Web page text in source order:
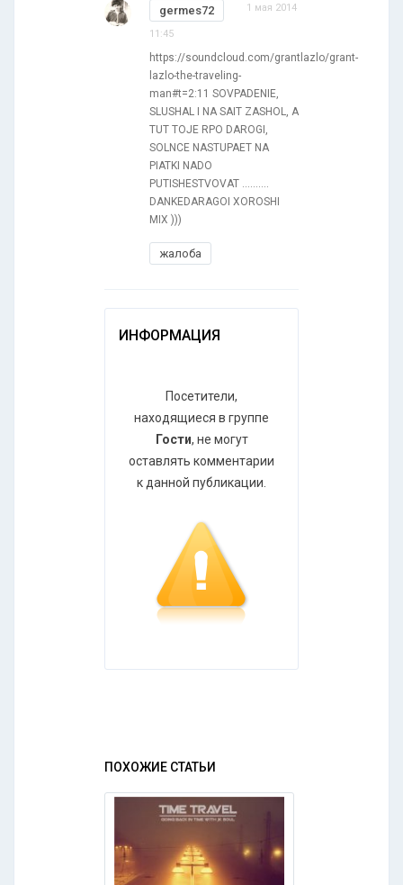
germes72 1 мая 2014
11:45
https://soundcloud.com/grantlazlo/grant-
lazlo-the-traveling-
man#t=2:11 SOVPADENIE,
SLUSHAL I NA SAIT ZASHOL, A
TUT TOJE RPO DAROGI,
SOLNCE NASTUPAET NA
PIATKI NADO
PUTISHESTVOVAT ..........
DANKEDARAGOI XOROSHI
MIX )))
жалоба
ИНФОРМАЦИЯ
Посетители,
находящиеся в группе
Гости, не могут
оставлять комментарии
к данной публикации.
ПОХОЖИЕ СТАТЬИ